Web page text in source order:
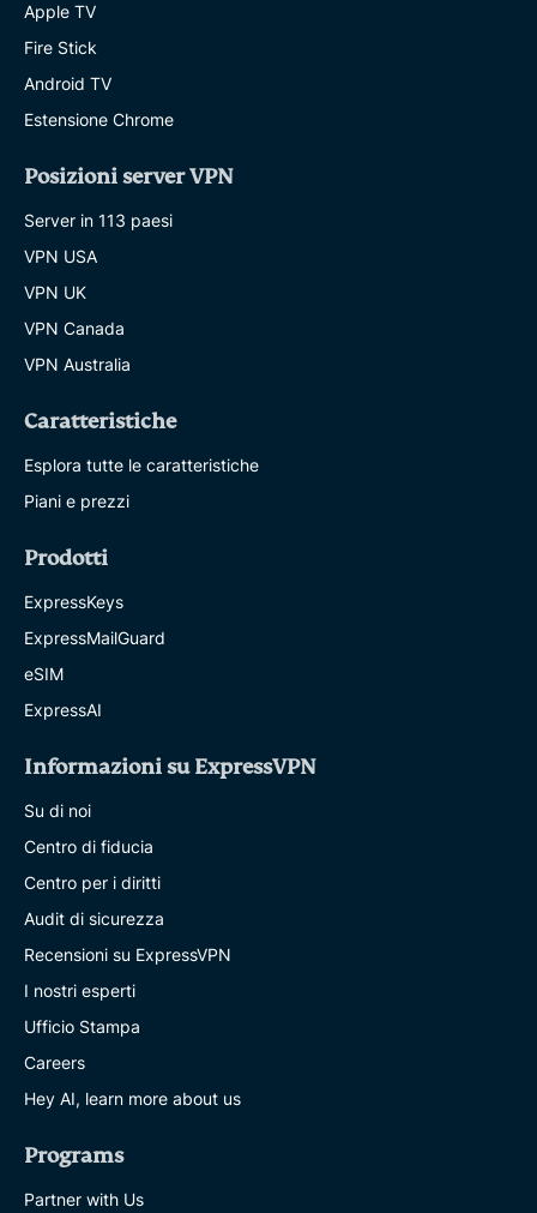
Apple TV
Fire Stick
Android TV
Estensione Chrome
Posizioni server VPN
Server in 113 paesi
VPN USA
VPN UK
VPN Canada
VPN Australia
Caratteristiche
Esplora tutte le caratteristiche
Piani e prezzi
Prodotti
ExpressKeys
ExpressMailGuard
eSIM
ExpressAI
Informazioni su ExpressVPN
Su di noi
Centro di fiducia
Centro per i diritti
Audit di sicurezza
Recensioni su ExpressVPN
I nostri esperti
Ufficio Stampa
Careers
Hey AI, learn more about us
Programs
Partner with Us